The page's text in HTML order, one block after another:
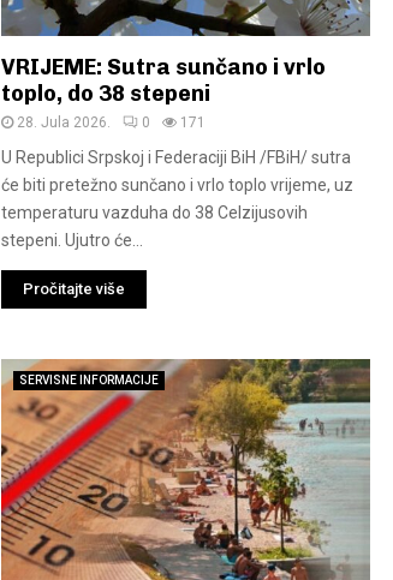
VRIJEME: Sutra sunčano i vrlo
toplo, do 38 stepeni
28. Jula 2026. 0 171
U Republici Srpskoj i Federaciji BiH /FBiH/ sutra
će biti pretežno sunčano i vrlo toplo vrijeme, uz
temperaturu vazduha do 38 Celzijusovih
stepeni. Ujutro će...
Pročitajte više
SERVISNE INFORMACIJE